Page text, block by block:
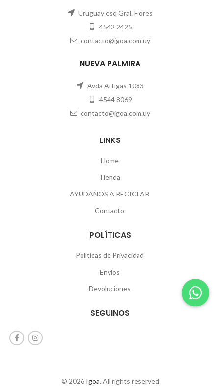
Uruguay esq Gral. Flores
4542 2425
contacto@igoa.com.uy
NUEVA PALMIRA
Avda Artigas 1083
4544 8069
contacto@igoa.com.uy
LINKS
Home
Tienda
AYUDANOS A RECICLAR
Contacto
POLÍTICAS
Políticas de Privacidad
Envíos
Devoluciones
SEGUINOS
© 2026 Igoa. All rights reserved